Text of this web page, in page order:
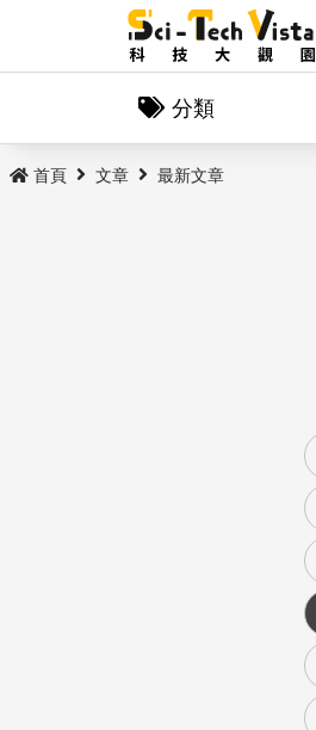
分類
首頁 文章 最新文章